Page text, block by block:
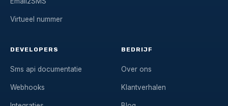
Virtueel nummer
DEVELOPERS
Sms api documentatie
Webhooks
BEDRIJF
Over ons
Klantverhalen